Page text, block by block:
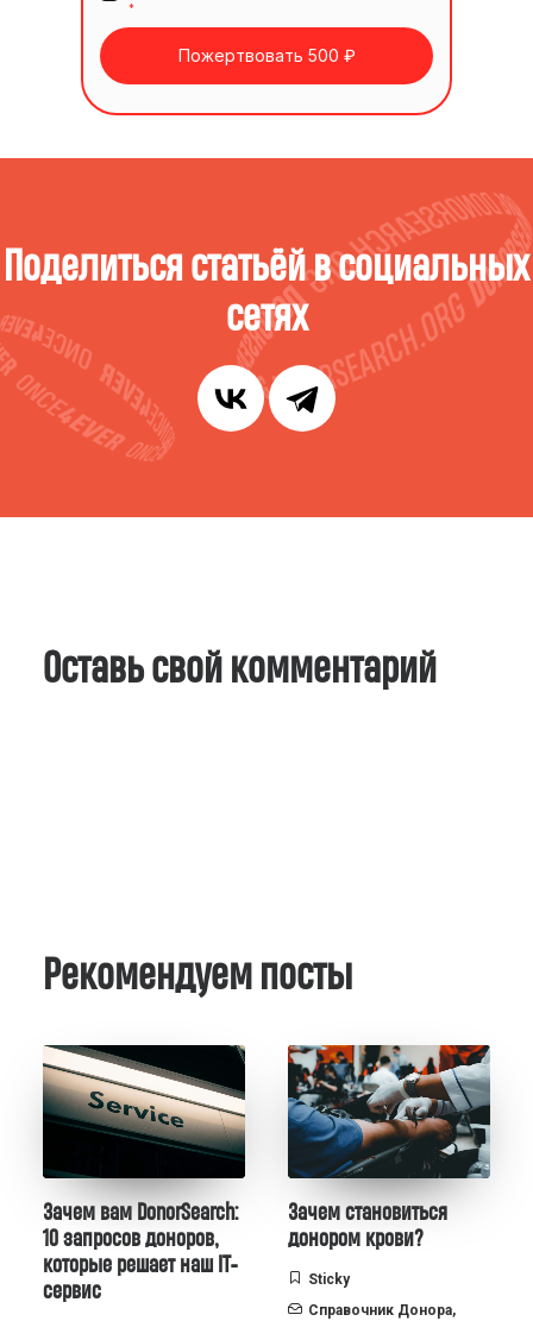
*
Пожертвовать 500 ₽
Поделиться статьёй в социальных
сетях
Оставь свой комментарий
Рекомендуем посты
Зачем вам DonorSearch:
10 запросов доноров,
которые решает наш IT-
сервис
Зачем становиться
донором крови?
Sticky
Справочник Донора,